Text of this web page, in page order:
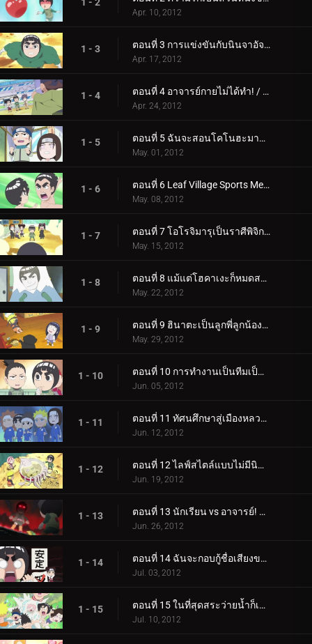
Apr. 10, 2012
1 - 3 ตอนที่ 3 การแข่งขันกับนินจาอัจฉริยะ การต่อสู้ที่ต้องชนะของเนจิ / เท็นเท็น
Apr. 17, 2012
1 - 4 ตอนที่ 4 อาจารย์กายไม่ได้ทำ! / คู่แข่งของอาจารย์กายคืออาจารย์คาคาชิ!
Apr. 24, 2012
1 - 5 ตอนที่ 5 ฉันจะสอนโคโนฮะมารุ เคมโป / ฉันจะเก็บเสื้อผ้าชั้นในนำโชคไว้สำหรับออกกำลังกาย
May. 01, 2012
1 - 6 ตอนที่ 6 Leaf Village Sports Meet / Calvary Battles เป็นส่วนหนึ่งของความตื่นเต้นของเยาวชน
May. 08, 2012
1 - 7 ตอนที่ 7 โอโรจิมารุเป็นราศีพิจิกประเภท B / จดหมายรักคือกับดักขั้นสูงสุด
May. 15, 2012
1 - 8 ตอนที่ 8 แม้แต่โฮคาเงะก็หมดสภาพ / โอโรจิมารุยังคงอยู่
May. 22, 2012
1 - 9 ตอนที่ 9 ฮินาตะเป็นลูกพี่ลูกน้องของเนจิ / จุดอ่อนของฮินาตะคือนารูโตะ
May. 29, 2012
1 - 10 ตอนที่ 10 การทำงานเป็นทีมเป็นสัญลักษณ์ของเยาวชน / ผู้ร้ายอยู่ในหมู่พวกเรา!
Jun. 05, 2012
1 - 11 ตอนที่ 11 ทัศนศึกษาสู่เมืองหลวงเก่า! / ห้องเด็กผู้หญิงและกล่องขนม
Jun. 12, 2012
1 - 12 ตอนที่ 12 ไลฟ์สไตล์แบบไม่มีนินจา! / ฉันอยากจะแบ่งปันร่มกับซากุระ
Jun. 19, 2012
1 - 13 ตอนที่ 13 นักเรียน vs อาจารย์! ร็อค ลี ปะทะ ไมท์ กาย! / ฉันจะเหนือกว่าอาจารย์อาจารย์
Jun. 26, 2012
1 - 14 ตอนที่ 14 ฉันจะกอบกู้ชื่อเสียงของนินจา! / ความตาย!
Jul. 03, 2012
1 - 15 ตอนที่ 15 ในที่สุดสระว่ายน้ำก็เปิดแล้ว! / สวนสนุกริมสระน้ำโอโรจิแสนสุข!
Jul. 10, 2012